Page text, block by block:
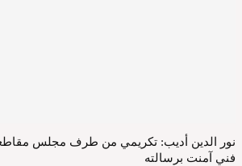
نور الدين أديب: تكريمي من طرف مجلس مقاطعة
فني آمنت برسالته